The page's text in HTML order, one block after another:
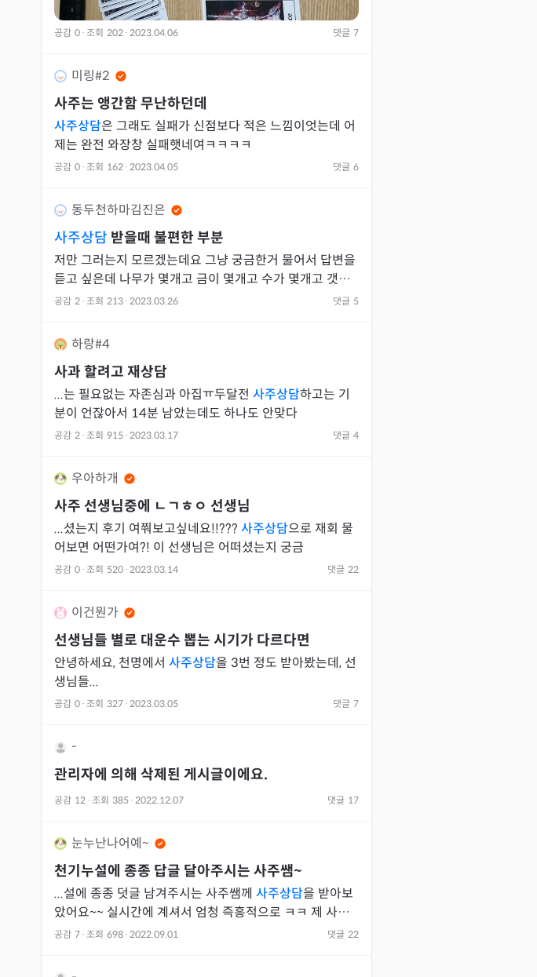
공감 0 · 조회 202 · 2023.04.06 댓글 7
미링#2
사주는 앵간함 무난하던데
사주상담은 그래도 실패가 신점보다 적은 느낌이엇는데 어
제는 완전 와장창 실패햇네여ㅋㅋㅋㅋ
공감 0 · 조회 162 · 2023.04.05 댓글 6
동두천하마김진은
사주상담 받을때 불편한 부분
저만 그러는지 모르겠는데요 그냥 궁금한거 물어서 답변을
듣고 싶은데 나무가 몇개고 금이 몇개고 수가 몇개고 갯수
세는 설명으로 시간 다 잡아먹고 물이들어와야된다니 토가
공감 2 · 조회 213 · 2023.03.26 댓글 5
하랑#4
사과 할려고 재상담
...는 필요없는 자존심과 아집ㅠ두달전 사주상담하고는 기
분이 언잖아서 14분 남았는데도 하나도 안맞다
공감 2 · 조회 915 · 2023.03.17 댓글 4
우아하개
사주 선생님중에 ㄴㄱㅎㅇ 선생님
...셨는지 후기 여쭤보고싶네요!!??? 사주상담으로 재회 물
어보면 어떤가여?! 이 선생님은 어떠셨는지 궁금
공감 0 · 조회 520 · 2023.03.14 댓글 22
이건뭔가
선생님들 별로 대운수 뽑는 시기가 다르다면
안녕하세요, 천명에서 사주상담을 3번 정도 받아봤는데, 선
생님들...
공감 0 · 조회 327 · 2023.03.05 댓글 7
-
관리자에 의해 삭제된 게시글이에요.
공감 12 · 조회 385 · 2022.12.07 댓글 17
눈누난나어예~
천기누설에 종종 답글 달아주시는 사주쌤~
...설에 종종 덧글 남겨주시는 사주쌤께 사주상담을 받아보
았어요~~ 실시간에 계셔서 엄청 즉흥적으로 ㅋㅋ 제 사주
보다 남친 사주가
공감 7 · 조회 698 · 2022.09.01 댓글 22